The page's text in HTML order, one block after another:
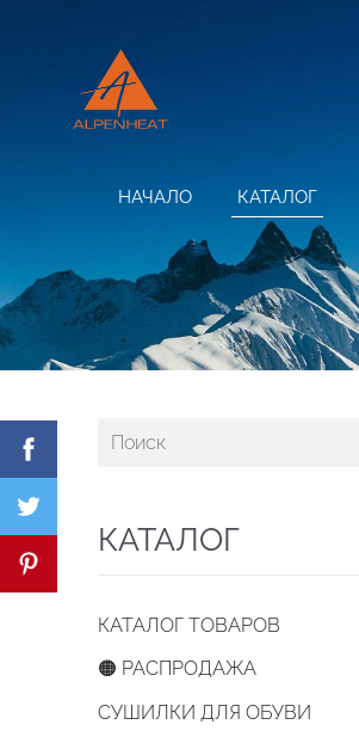
НАЧАЛО КАТАЛОГ
КАТАЛОГ
КАТАЛОГ ТОВАРОВ
🟠 РАСПРОДАЖА
СУШИЛКИ ДЛЯ ОБУВИ